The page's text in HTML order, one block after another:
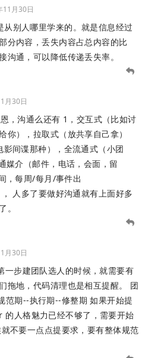
11月30日
从别人哪里学来的。就是信息经过
分内容，丢失内容占总内容的比
沟通，可以降低传递丢失率。
月30日
恩，沟通么还有 1，交互式（比如讨
你），拉取式（放共享自己拿）
间谍那种），全流通式（小团
媒介（邮件，电话，会面，留
，每周/每月/事件出
人多了要做好沟通就有上面好多
。
月30日
一步建团队选人的时候，就需要有
拖地，代码清理也是相互提醒。 团
范期--执行期--修整期 如果开始提
人格魅力已经不够了，需要开始
不要一点点提要求，要有整体规范